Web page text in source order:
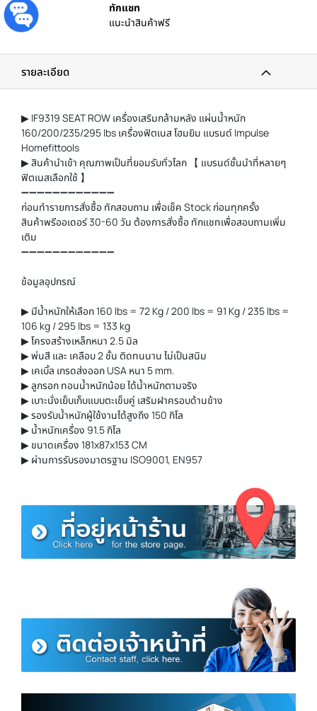
ทักแชท
แนะนำสินค้าฟรี
รายละเอียด
▶ IF9319 SEAT ROW เครื่องเสริมกล้ามหลัง แผ่นน้ำหนัก
160/200/235/295 lbs เครื่องฟิตเนส โฮมยิม แบรนด์ Impulse
Homefittools
▶ สินค้านำเข้า คุณภาพเป็นที่ยอมรับทั่วโลก 【 แบรนด์ชั้นนำที่หลายๆ
ฟิตเนสเลือกใช้ 】
➖➖➖➖➖➖➖➖➖➖➖➖
ก่อนทำรายการสั่งซื้อ ทักสอบถาม เพื่อเช็ค Stock ก่อนทุกครั้ง
สินค้าพรีออเดอร์ 30-60 วัน ต้องการสั่งซื้อ ทักแชทเพื่อสอบถามเพิ่ม
เติม
➖➖➖➖➖➖➖➖➖➖➖➖
ข้อมูลอุปกรณ์
▶ มีน้ำหนักให้เลือก 160 lbs = 72 Kg / 200 lbs = 91 Kg / 235 lbs =
106 kg / 295 lbs = 133 kg
▶ โครงสร้างเหล็กหนา 2.5 มิล
▶ พ่นสี และ เคลือบ 2 ชั้น ติดทนนาน ไม่เป็นสนิม
▶ เคเบิ้ล เกรดส่งออก USA หนา 5 mm.
▶ ลูกรอก ทอนน้ำหนักน้อย ได้น้ำหนักตามจริง
▶ เบาะนั่งเย็บเก็บแบบตะเข็บคู่ เสริมฝาครอบด้านข้าง
▶ รองรับน้ำหนักผู้ใช้งานได้สูงถึง 150 กิโล
▶ น้ำหนักเครื่อง 91.5 กิโล
▶ ขนาดเครื่อง 181x87x153 CM
▶ ผ่านการรับรองมาตรฐาน ISO9001, EN957